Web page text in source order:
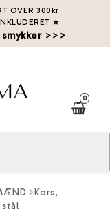
OVER 300kr
★
>>>
0
Kors,